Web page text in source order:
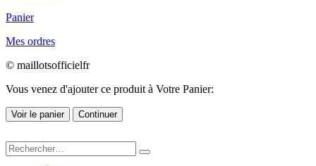
Panier
Mes ordres
© maillotsofficielfr
Vous venez d'ajouter ce produit à Votre Panier:
Voir le panier Continuer